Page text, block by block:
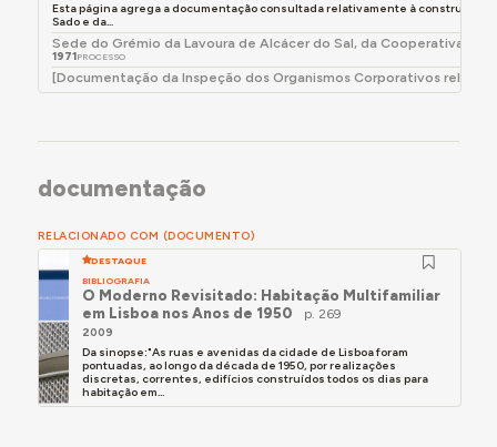
Esta página agrega a documentação consultada relativamente à construção
Sado e da...
Sede do Grémio da Lavoura de Alcácer do Sal, da Cooperativa
1971PROCESSO
[Documentação da Inspeção dos Organismos Corporativos
documentação
RELACIONADO COM (DOCUMENTO)
DESTAQUE
BIBLIOGRAFIA
O Moderno Revisitado: Habitação Multifamiliar
em Lisboa nos Anos de 1950
p. 269
2009
Da sinopse:"As ruas e avenidas da cidade de Lisboa foram
pontuadas, ao longo da década de 1950, por realizações
discretas, correntes, edifícios construídos todos os dias para
habitação em...